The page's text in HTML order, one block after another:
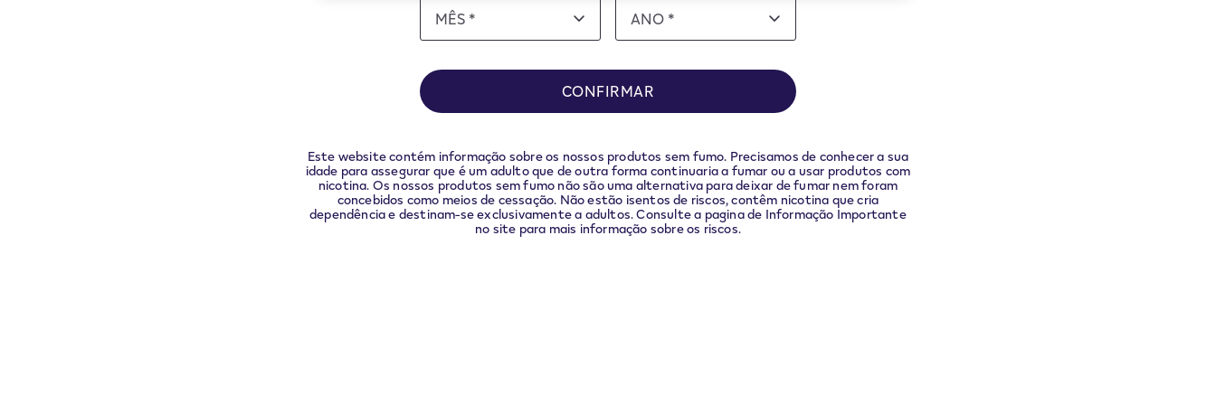
Date
MÊS
MÊS
MÊS * ANO
ANO
ANO *
CONFIRMAR
Este website contém informação sobre os nossos produtos sem fumo. Precisamos de conhecer a sua
idade para assegurar que é um adulto que de outra forma continuaria a fumar ou a usar produtos com
nicotina. Os nossos produtos sem fumo não são uma alternativa para deixar de fumar nem foram
concebidos como meios de cessação. Não estão isentos de riscos, contêm nicotina que cria
dependência e destinam-se exclusivamente a adultos. Consulte a pagina de Informação Importante
no site para mais informação sobre os riscos.